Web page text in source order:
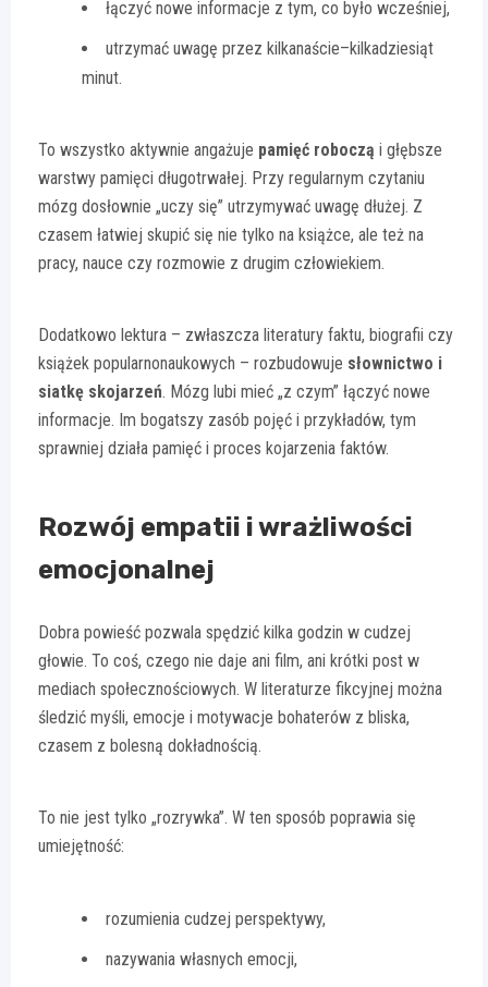
łączyć nowe informacje z tym, co było wcześniej,
utrzymać uwagę przez kilkanaście–kilkadziesiąt
minut.
To wszystko aktywnie angażuje pamięć roboczą i głębsze
warstwy pamięci długotrwałej. Przy regularnym czytaniu
mózg dosłownie „uczy się” utrzymywać uwagę dłużej. Z
czasem łatwiej skupić się nie tylko na książce, ale też na
pracy, nauce czy rozmowie z drugim człowiekiem.
Dodatkowo lektura – zwłaszcza literatury faktu, biografii czy
książek popularnonaukowych – rozbudowuje słownictwo i
siatkę skojarzeń. Mózg lubi mieć „z czym” łączyć nowe
informacje. Im bogatszy zasób pojęć i przykładów, tym
sprawniej działa pamięć i proces kojarzenia faktów.
Rozwój empatii i wrażliwości
emocjonalnej
Dobra powieść pozwala spędzić kilka godzin w cudzej
głowie. To coś, czego nie daje ani film, ani krótki post w
mediach społecznościowych. W literaturze fikcyjnej można
śledzić myśli, emocje i motywacje bohaterów z bliska,
czasem z bolesną dokładnością.
To nie jest tylko „rozrywka”. W ten sposób poprawia się
umiejętność:
rozumienia cudzej perspektywy,
nazywania własnych emocji,